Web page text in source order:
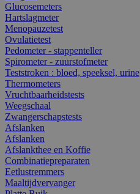
Glucosemeters
Hartslagmeter
Menopauzetest
Ovulatietest
Pedometer - stappenteller
Spirometer - zuurstofmeter
Teststroken : bloed, speeksel, urine
Thermometers
Vruchtbaarheidstests
Weegschaal
Zwangerschapstests
Afslanken
Afslanken
Afslankthee en Koffie
Combinatiepreparaten
Eetlustremmers
Maaltijdvervanger